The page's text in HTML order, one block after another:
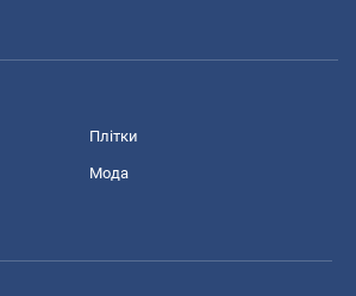
Плітки
Мода